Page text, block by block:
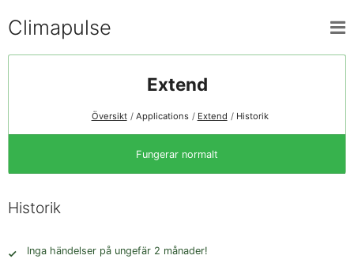
Climapulse
Extend
Översikt Applications Extend Historik
Fungerar normalt
Historik
Inga händelser på ungefär 2 månader!